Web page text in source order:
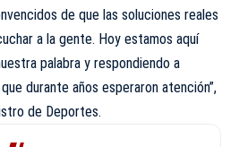
de que las soluciones reales
a la gente. Hoy estamos aquí
palabra y respondiendo a
durante años esperaron atención”,
de Deportes.